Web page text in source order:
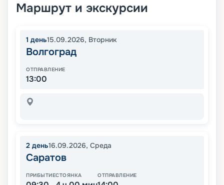
Маршрут и экскурсии
1 день15.09.2026, Вторник
Волгоград
ОТПРАВЛЕНИЕ
13:00
2 день16.09.2026, Среда
Саратов
ПРИБЫТИЕСТОЯНКА ОТПРАВЛЕНИЕ